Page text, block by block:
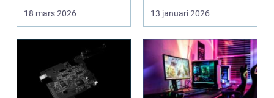
lugn, fokus...
18 mars 2026 13 januari 2026